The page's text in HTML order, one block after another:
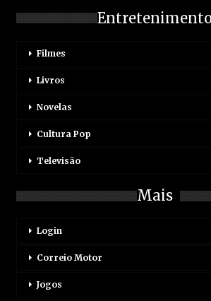
Filmes
Livros
Novelas
Cultura Pop
Televisão
Mais
Login
Correio Motor
Jogos